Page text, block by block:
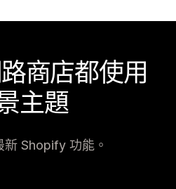
商店都使用
主題
Shopify 功能。